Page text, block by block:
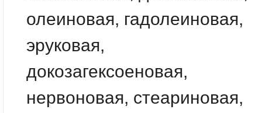
олеиновая, гадолеиновая,
эруковая,
докозагексоеновая,
нервоновая, стеариновая,